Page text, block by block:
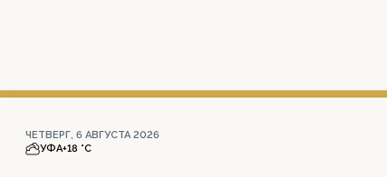
ЧЕТВЕРГ, 6 АВГУСТА 2026
УФА+18 °С